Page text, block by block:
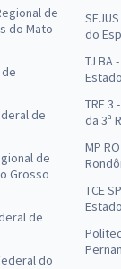
de
do Mato
de
de
Grosso
de
do
do
TJ BA
TRF 3
da 3ª
MP
TCE